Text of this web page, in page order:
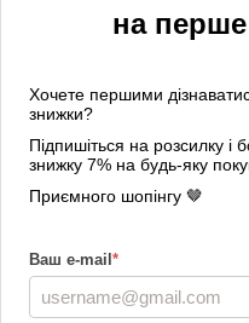
на
Хочете першими
знижки?
Підпишіться на розсилку
знижку 7% на будь-яку
Приємного шопінгу 🤎
Ваш e-mail *
Кожаная женская сумка для
ноутбука и документов